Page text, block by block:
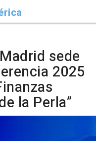
sede
2025
la Perla”